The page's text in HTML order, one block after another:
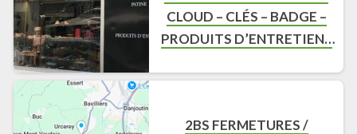
CLOUD – CLÉS – BADGE –
PRODUITS D’ENTRETIENS
DE PORTE
2BS FERMETURES /